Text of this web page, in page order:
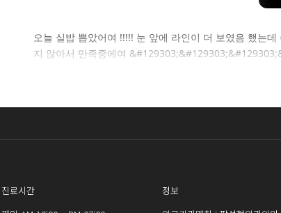
오늘 실밥 뽑았어여 !!!!! 눈 앞에 라인이 더 보였음 했는
지 않아서 만족중에여
진료시간
정보